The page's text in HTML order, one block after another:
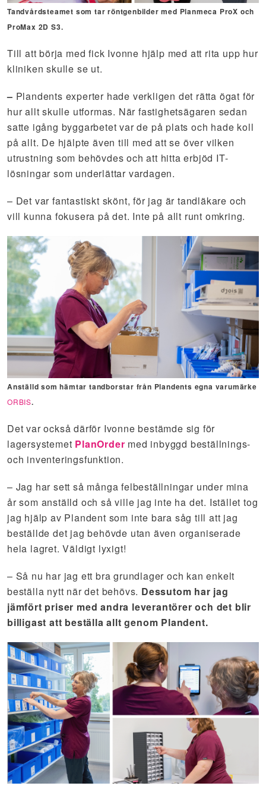
Tandvårdsteamet som tar röntgenbilder med Planmeca ProX och
ProMax 2D S3.
Till att börja med fick Ivonne hjälp med att rita upp hur
kliniken skulle se ut.
– Plandents experter hade verkligen det rätta ögat för
hur allt skulle utformas. När fastighetsägaren sedan
satte igång byggarbetet var de på plats och hade koll
på allt. De hjälpte även till med att se över vilken
utrustning som behövdes och att hitta erbjöd IT-
lösningar som underlättar vardagen.
– Det var fantastiskt skönt, för jag är tandläkare och
vill kunna fokusera på det. Inte på allt runt omkring.
Anställd som hämtar tandborstar från Plandents egna varumärke
ORBIS.
Det var också därför Ivonne bestämde sig för
lagersystemet PlanOrder med inbyggd beställnings-
och inventeringsfunktion.
– Jag har sett så många felbeställningar under mina
år som anställd och så ville jag inte ha det. Istället tog
jag hjälp av Plandent som inte bara såg till att jag
beställde det jag behövde utan även organiserade
hela lagret. Väldigt lyxigt!
– Så nu har jag ett bra grundlager och kan enkelt
beställa nytt när det behövs. Dessutom har jag
jämfört priser med andra leverantörer och det blir
billigast att beställa allt genom Plandent.